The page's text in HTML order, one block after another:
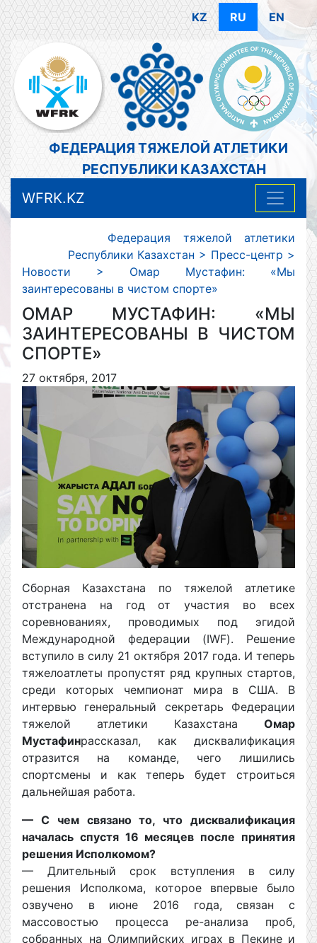
KZ RU EN
ФЕДЕРАЦИЯ ТЯЖЕЛОЙ АТЛЕТИКИ
РЕСПУБЛИКИ КАЗАХСТАН
WFRK.KZ
Федерация тяжелой атлетики
Республики Казахстан > Пресс-центр >
Новости > Омар Мустафин: «Мы
заинтересованы в чистом спорте»
ОМАР МУСТАФИН: «МЫ
ЗАИНТЕРЕСОВАНЫ В ЧИСТОМ
СПОРТЕ»
27 октября, 2017
Сборная Казахстана по тяжелой атлетике
отстранена на год от участия во всех
соревнованиях, проводимых под эгидой
Международной федерации (IWF). Решение
вступило в силу 21 октября 2017 года. И теперь
тяжелоатлеты пропустят ряд крупных стартов,
среди которых чемпионат мира в США. В
интервью генеральный секретарь Федерации
тяжелой атлетики Казахстана Омар
Мустафинрассказал, как дисквалификация
отразится на команде, чего лишились
спортсмены и как теперь будет строиться
дальнейшая работа.
— С чем связано то, что дисквалификация
началась спустя 16 месяцев после принятия
решения Исполкомом?
— Длительный срок вступления в силу
решения Исполкома, которое впервые было
озвучено в июне 2016 года, связан с
массовостью процесса ре-анализа проб,
собранных на Олимпийских играх в Пекине и